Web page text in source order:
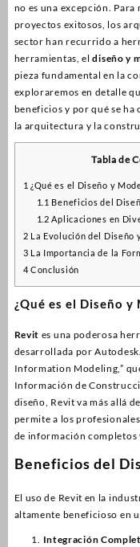
no es una excepción.
proyectos exitosos, los
sector han recurrido a
herramientas, eldiseño y
pieza fundamental en la
exploraremos en detalle
beneficios y por qué se
la arquitectura y la
Tabla de
1 ¿Qué es el Diseño y
1.1 Beneficios del
1.2 Aplicaciones en
2 La Evolución del Diseño
3 La Importancia de la
4Conclusión
¿Qué es el Diseño
Revit es una poderosa
desarrollada por
Information Modeling,”
Información de
diseño, Revit va más allá
permite a los
de información completos
Beneficios del
El uso de Revit en la
altamente beneficioso en
Integración